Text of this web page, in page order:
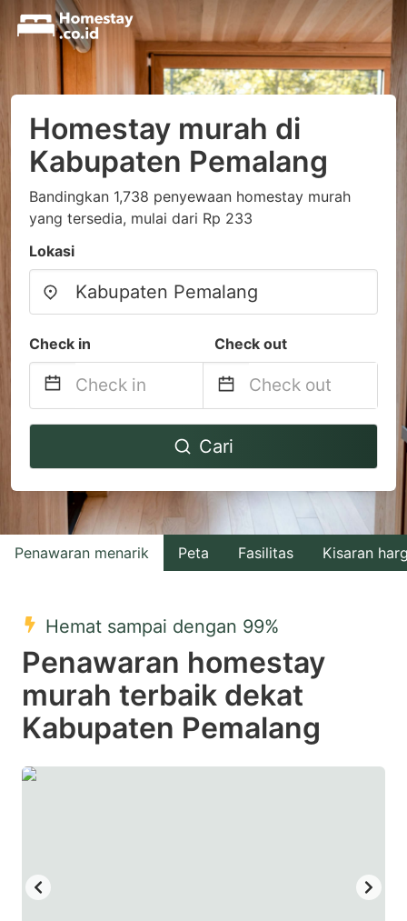
Homestay murah di
Kabupaten Pemalang
Bandingkan 1,738 penyewaan homestay murah
yang tersedia, mulai dari Rp 233
Lokasi
Check in Check out
Navigate
to
interact
with
the
select
a
date.
Press
the
Navigate
to
interact
with
the
select
a
date.
Press
Cari
Penawaran menarik Peta Fasilitas Kisaran
Hemat sampai dengan 99%
Penawaran homestay
murah terbaik dekat
Kabupaten Pemalang